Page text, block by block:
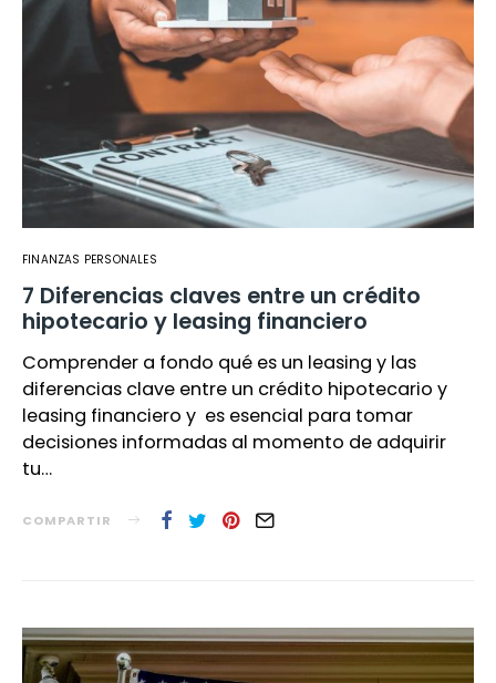
FINANZAS PERSONALES
7 Diferencias claves entre un crédito
hipotecario y leasing financiero
Comprender a fondo qué es un leasing y las
diferencias clave entre un crédito hipotecario y
leasing financiero y es esencial para tomar
decisiones informadas al momento de adquirir
tu…
COMPARTIR